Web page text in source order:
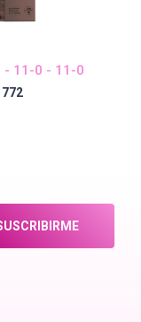
- 11-0 - 11-0
772